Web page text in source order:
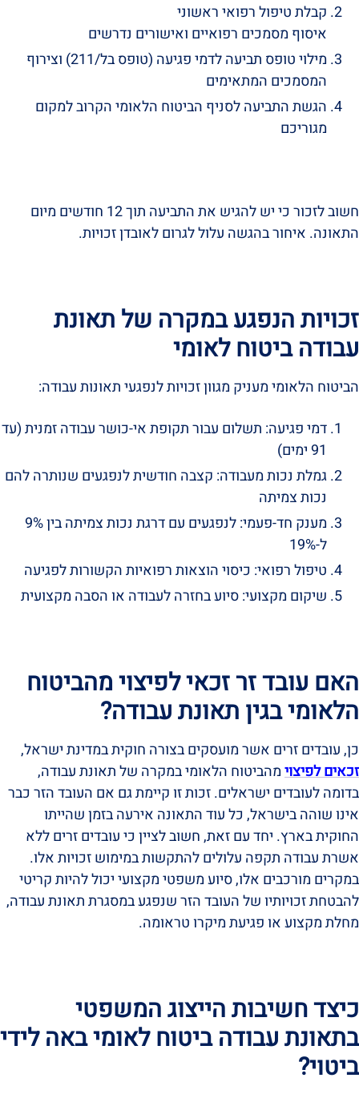
קבלת טיפול רפואי ראשוני
איסוף מסמכים רפואיים ואישורים נדרשים
מילוי טופס תביעה לדמי פגיעה (טופס בל/211) וצירוף
המסמכים המתאימים
הגשת התביעה לסניף הביטוח הלאומי הקרוב למקום
מגוריכם
חשוב לזכור כי יש להגיש את התביעה תוך 12 חודשים מיום
התאונה. איחור בהגשה עלול לגרום לאובדן זכויות.
זכויות הנפגע במקרה של תאונת
עבודה ביטוח לאומי
הביטוח הלאומי מעניק מגוון זכויות לנפגעי תאונות עבודה:
דמי פגיעה: תשלום עבור תקופת אי-כושר עבודה זמנית (עד
91 ימים)
גמלת נכות מעבודה: קצבה חודשית לנפגעים שנותרה להם
נכות צמיתה
מענק חד-פעמי: לנפגעים עם דרגת נכות צמיתה בין 9%
ל-19%
טיפול רפואי: כיסוי הוצאות רפואיות הקשורות לפגיעה
שיקום מקצועי: סיוע בחזרה לעבודה או הסבה מקצועית
האם עובד זר זכאי לפיצוי מהביטוח
הלאומי בגין תאונת עבודה?
כן, עובדים זרים אשר מועסקים בצורה חוקית במדינת ישראל,
זכאים לפיצוימהביטוח הלאומי במקרה של תאונת עבודה,
בדומה לעובדים ישראלים. זכות זו קיימת גם אם העובד הזר כבר
אינו שוהה בישראל, כל עוד התאונה אירעה בזמן שהייתו
החוקית בארץ. יחד עם זאת, חשוב לציין כי עובדים זרים ללא
אשרת עבודה תקפה עלולים להתקשות במימוש זכויות אלו.
במקרים מורכבים אלו, סיוע משפטי מקצועי יכול להיות קריטי
להבטחת זכויותיו של העובד הזר שנפגע במסגרת תאונת עבודה,
מחלת מקצוע או פגיעת מיקרו טראומה.
כיצד חשיבות הייצוג המשפטי
בתאונת עבודה ביטוח לאומי באה לידי
ביטוי?